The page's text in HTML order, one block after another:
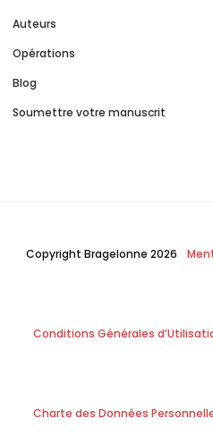
Auteurs
Opérations
Blog
Soumettre votre manuscrit
Copyright Bragelonne 2026
Conditions Générales
Charte des Données